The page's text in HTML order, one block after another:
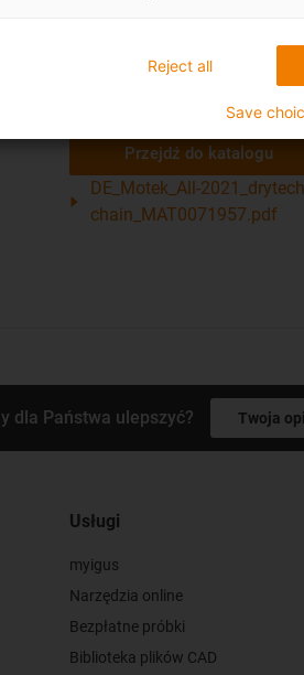
Automatyzacji można
Przejdź do katalogu
DE_Motek_All-
chain_MAT0071957.pdf
dla Państwa ulepszyć? Twoja
Usługi
myigus
Narzędzia online
Bezpłatne próbki
Biblioteka plików CAD
Reject all
Save